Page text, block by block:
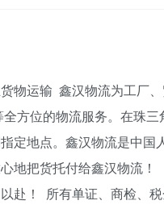
物运输 鑫汉物流为工厂
方位的物流服务。在珠三
定地点。鑫汉物流是中国
地把货托付给鑫汉物流
赴！ 所有单证、商检、